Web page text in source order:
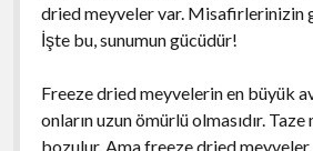
dried meyveler var. Misafirlerinizin
İşte bu, sunumun gücüdür!
Freeze dried meyvelerin en büyük
onların uzun ömürlü olmasıdır.
bozulur. Ama freeze dried